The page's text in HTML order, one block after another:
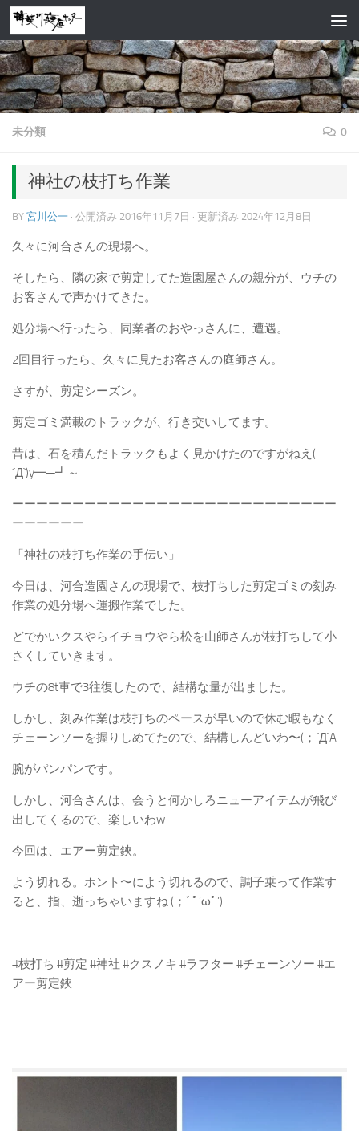
コンテンツへスキップ
未分類 0
神社の枝打ち作業
BY 宮川公一 · 公開済み 2016年11月7日 · 更新済み 2024年12月8日
久々に河合さんの現場へ。
そしたら、隣の家で剪定してた造園屋さんの親分が、ウチの
お客さんで声かけてきた。
処分場へ行ったら、同業者のおやっさんに、遭遇。
2回目行ったら、久々に見たお客さんの庭師さん。
さすが、剪定シーズン。
剪定ゴミ満載のトラックが、行き交いしてます。
昔は、石を積んだトラックもよく見かけたのですがねえ(
´Д`)y━─┛～
ーーーーーーーーーーーーーーーーーーーーーーーーーーー
ーーーーーー
「神社の枝打ち作業の手伝い」
今日は、河合造園さんの現場で、枝打ちした剪定ゴミの刻み
作業の処分場へ運搬作業でした。
どでかいクスやらイチョウやら松を山師さんが枝打ちして小
さくしていきます。
ウチの8t車で3往復したので、結構な量が出ました。
しかし、刻み作業は枝打ちのペースが早いので休む暇もなく
チェーンソーを握りしめてたので、結構しんどいわ〜(；´Д`A
腕がパンパンです。
しかし、河合さんは、会うと何かしろニューアイテムが飛び
出してくるので、楽しいわw
今回は、エアー剪定鋏。
よう切れる。ホント〜によう切れるので、調子乗って作業す
ると、指、逝っちゃいますね:(；ﾞﾟ’ωﾟ’):
#枝打ち #剪定 #神社 #クスノキ #ラフター #チェーンソー #エ
アー剪定鋏